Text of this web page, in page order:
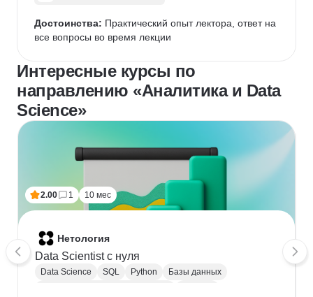
Достоинства: Практический опыт лектора, ответ на
все вопросы во время лекции
Интересные курсы по
направлению «Аналитика и Data
Science»
2.00 1 10 мес
Нетология
Data Scientist с нуля
Data Science SQL Python
Базы данных